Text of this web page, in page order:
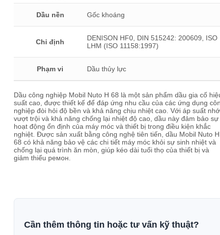
Dầu nền Gốc khoáng
Chỉ định
DENISON HF0, DIN 515242: 200609, ISO
LHM (ISO 11158:1997)
Phạm vi Dầu thủy lực
Dầu công nghiệp Mobil Nuto H 68 là một sản phẩm dầu gia cố
suất cao, được thiết kế để đáp ứng nhu cầu của các ứng dụng
nghiệp đòi hỏi độ bền và khả năng chịu nhiệt cao. Với áp suất
vượt trội và khả năng chống lại nhiệt độ cao, dầu này đảm bảo sự
hoạt động ổn định của máy móc và thiết bị trong điều kiện khắc
nghiệt. Được sản xuất bằng công nghệ tiên tiến, dầu Mobil Nuto H
68 có khả năng bảo vệ các chi tiết máy móc khỏi sự sinh nhiệt và
chống lại quá trình ăn mòn, giúp kéo dài tuổi thọ của thiết bị và
giảm thiểu ремон.
Cần thêm thông tin hoặc tư vấn kỹ thuật?